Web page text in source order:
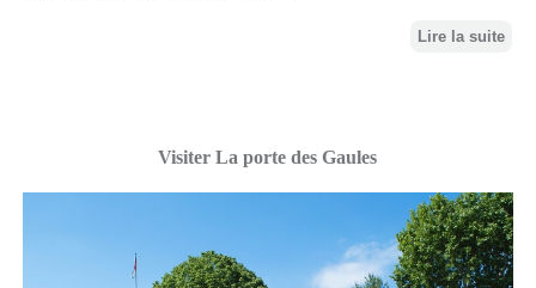
Lire la suite
Visiter La porte des Gaules